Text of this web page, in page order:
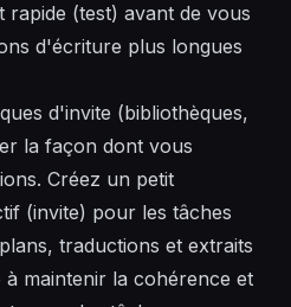
rapide (test) avant de vous
d'écriture plus longues
d'invite (bibliothèques,
la façon dont vous
Créez un petit
(invite) pour les tâches
traductions et extraits
à maintenir la cohérence et